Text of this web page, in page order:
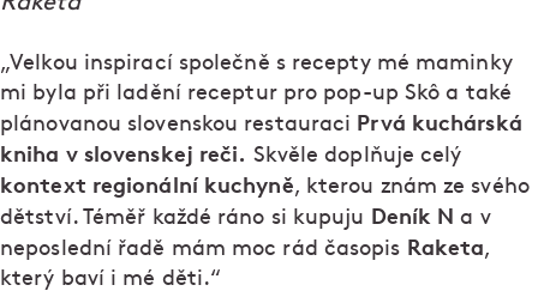
„Velkou inspirací společně s recepty mé maminky
mi byla při ladění receptur pro pop-up Skô a také
plánovanou slovenskou restauraci Prvá kuchárská
kniha v slovenskej reči. Skvěle doplňuje celý
kontext regionální kuchyně, kterou znám ze svého
dětství. Téměř každé ráno si kupuju Deník Na v
neposlední řadě mám moc rád časopis Raketa,
který baví i mé děti.“